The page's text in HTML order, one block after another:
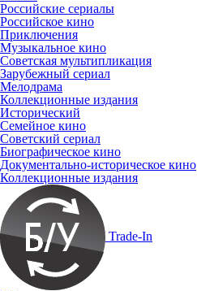
Российские сериалы
Российское кино
Приключения
Музыкальное кино
Советская мультипликация
Зарубежный сериал
Мелодрама
Коллекционные издания
Исторический
Семейное кино
Советский сериал
Биографическое кино
Документально-историческое кино
Коллекционные издания
Trade-In